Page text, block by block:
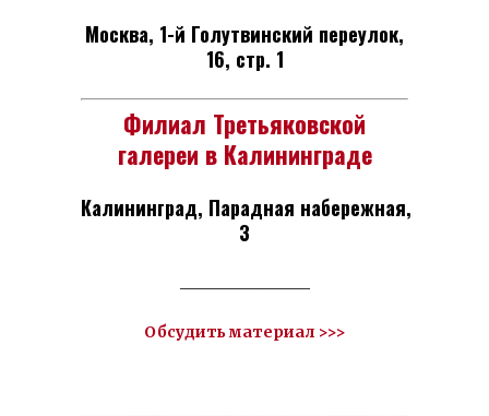
Москва, 1-й Голутвинский переулок,
16, стр. 1
Филиал Третьяковской
галереи в Калининграде
Калининград, Парадная набережная,
3
Обсудить материал >>>